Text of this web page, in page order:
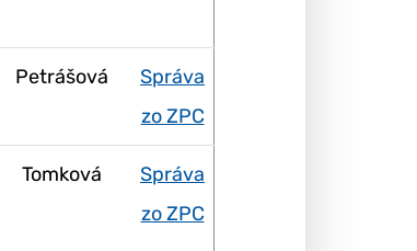
Petrášová
Správa
zo ZPC
Tomková
Správa
zo ZPC